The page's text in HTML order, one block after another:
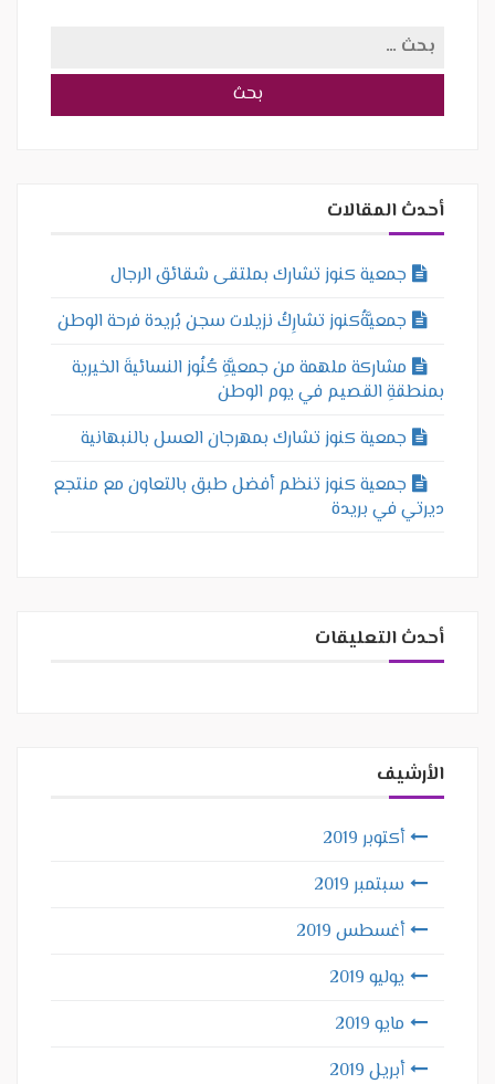
البحث
عن:
أحدث المقالات
جمعية كنوز تشارك بملتقى شقائق الرجال
جمعيَّةُكنوز تشارِكُ نزيلات سجن بُريدة فرحة الوطن
مشاركة ملهمة من جمعيَّةِ كُنُوز النسائيةَ الخيرية
بمنطقةِ القصيم في يوم الوطن
جمعية كنوز تشارك بمهرجان العسل بالنبهانية
جمعية كنوز تنظم أفضل طبق بالتعاون مع منتجع
ديرتي في بريدة
أحدث التعليقات
الأرشيف
أكتوبر 2019
سبتمبر 2019
أغسطس 2019
يوليو 2019
مايو 2019
أبريل 2019